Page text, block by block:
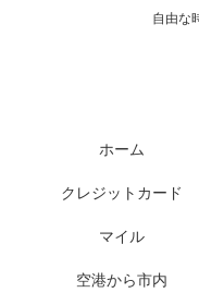
自由な
ホーム
クレジットカード
マイル
空港から市内